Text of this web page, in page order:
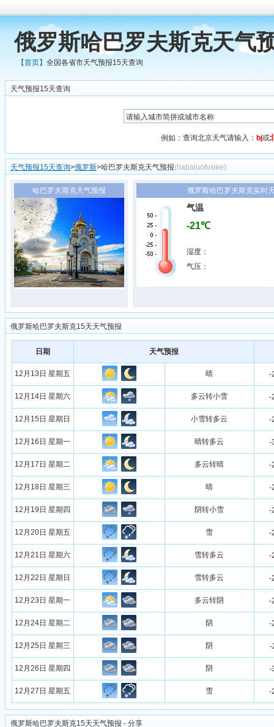
俄罗斯哈巴罗夫斯克天气
【首页】全国各省市天气预报15天查询
天气预报15天查询
例如：查询北京天气请输入： bj或
天气预报15天查询>俄罗斯>哈巴罗夫斯克天气预报(habaluofusike)
哈巴罗夫斯克天气预报 俄罗斯哈巴罗夫斯克实时
气温
-21℃
湿度：
气压：
俄罗斯哈巴罗夫斯克15天天气预报
日期 天气预报
12月13日 星期五 晴 -
12月14日 星期六 多云转小雪 -
12月15日 星期日 小雪转多云 -
12月16日 星期一 晴转多云 -
12月17日 星期二 多云转晴 -
12月18日 星期三 晴 -
12月19日 星期四 阴转小雪 -
12月20日 星期五 雪 -
12月21日 星期六 雪转多云 -
12月22日 星期日 雪转多云 -
12月23日 星期一 多云转阴 -
12月24日 星期二 阴 -
12月25日 星期三 阴 -
12月26日 星期四 阴 -
12月27日 星期五 雪 -
俄罗斯哈巴罗夫斯克15天天气预报 - 分享